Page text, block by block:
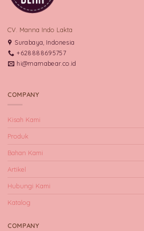
CV. Manna Indo Lakta
Surabaya, Indonesia
+628888695757
hi@mamabear.co.id
COMPANY
Kisah Kami
Produk
Bahan Kami
Artikel
Hubungi Kami
Katalog
COMPANY